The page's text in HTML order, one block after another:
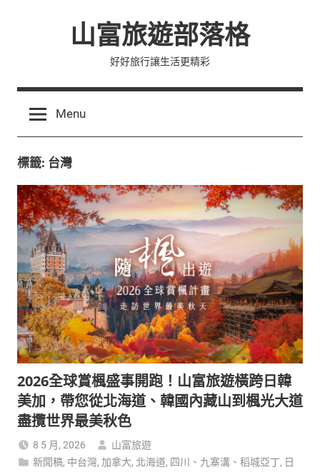
山富旅遊部落格
好好旅行讓生活更精彩
Menu
標籤: 台灣
2026全球賞楓盛事開跑！山富旅遊橫跨日韓
美加，帶您從北海道、韓國內藏山到楓光大道
盡攬世界最美秋色
8 5 月, 2026
山富旅遊
新聞稿, 中台灣,加拿大, 北海道, 四川、九寨溝、稻城亞丁, 日